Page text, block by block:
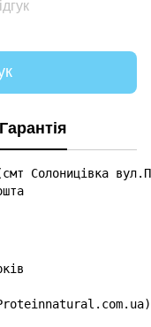
Гарантія
Солоницівка